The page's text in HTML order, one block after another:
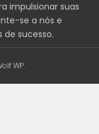
impulsionar suas
se a nós e
sucesso.
WP.